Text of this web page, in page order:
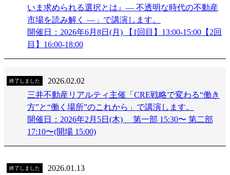
いま求められる選択とは』― 不透明な時代の不動産
市場を読み解く ―」で講演します。
開催日：2026年6月8日(月) 【1回目】13:00-15:00【2回
目】16:00-18:00
終了しました
2026.02.02
三井不動産リアルティ主催「CRE戦略で変わる“働き
方”と“働く場所”のこれから」で講演します。
開催日：2026年2月5日(木) 第一部 15:30〜 第二部
17:10〜(開場 15:00)
終了しました
2026.01.13